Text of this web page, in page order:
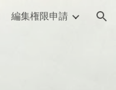
編集権限申請